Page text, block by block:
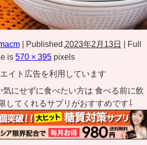
Published 2023年2月13日
Full
is 570 × 395 pixels
イト広告を利用しています
にせずに食べたい方は 食べる前に飲
してくれるサプリがおすすめです⇩